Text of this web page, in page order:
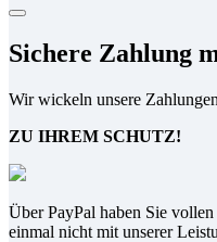
Sichere Zahlung
Wir wickeln unsere
ZU IHREM SCHUTZ!
Über PayPal haben Sie
einmal nicht mit unserer